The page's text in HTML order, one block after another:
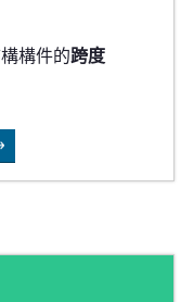
構件的跨度